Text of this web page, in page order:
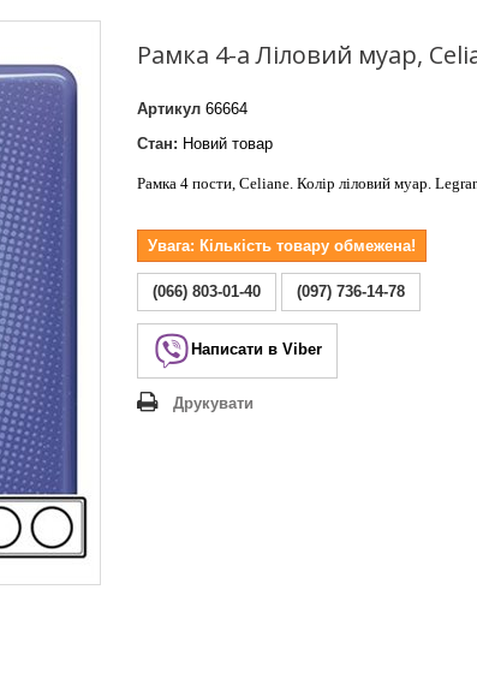
Рамка 4-а Ліловий муар,
Артикул 66664
Стан: Новий товар
Рамка 4 пости, Celiane. Колір ліловий муар.
Увага: Кількість товару обмежена!
(066) 803-01-40 (097) 736-14-78
Написати в Viber
Друкувати